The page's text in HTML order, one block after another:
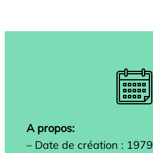
A propos:
– Date de création : 1979